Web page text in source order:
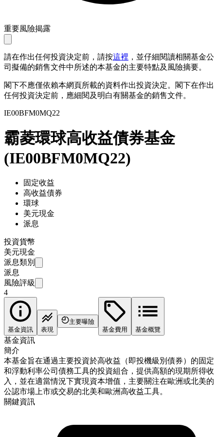
重要風險揭露
請在作出任何投資決定前，請按這裡 ，並仔細閱讀相關基金公
司擬備的銷售文件中所述的本基金的主要特點及風險摘要。
閣下不應僅依賴本網頁所載的資料作出投資決定。閣下在作出
任何投資決定前，應細閱及明白有關基金的銷售文件。
IE00BFM0MQ22
霸菱環球高收益債券基金
(IE00BFM0MQ22)
固定收益
高收益債券
環球
美元現金
派息
投資貨幣
美元現金
派息類別
派息
風險評級
4
基金資訊 表現
主要曝險
基金費用
基金概覽
基金資訊
簡介
本基金旨在通過主要投資於高收益（即投機級別債券）的固定
和浮動利率公司債務工具的投資組合，提供高額的現期所得收
入，並在適當情況下實現資本增值，主要關注在歐洲或北美的
公認市場上市或交易的北美和歐洲高收益工具。
關鍵資訊